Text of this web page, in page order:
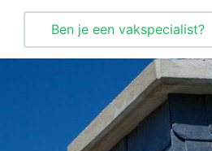
Ben je een vakspecialist?
Verbouwing
Vloeren